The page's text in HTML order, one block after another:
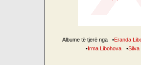
Albume të tjerë nga •Eranda
•Irma Libohova •Silva